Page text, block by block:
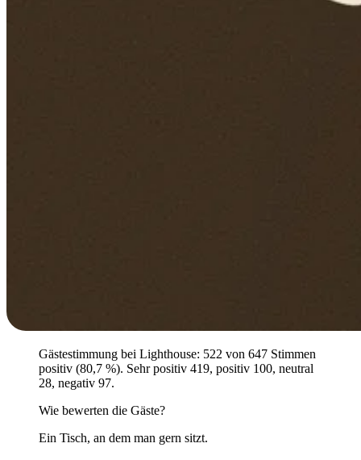
Gästestimmung bei Lighthouse: 522 von 647 Stimmen
positiv (80,7 %). Sehr positiv 419, positiv 100, neutral
28, negativ 97.
Wie bewerten die Gäste?
Ein Tisch, an dem man gern sitzt.